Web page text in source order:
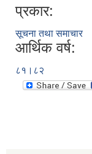
प्रकार:
सूचना तथा समाचार
आर्थिक वर्ष:
८१।८२